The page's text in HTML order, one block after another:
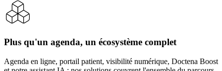
Plus qu'un agenda, un écosystème complet
Agenda en ligne, portail patient, visibilité numérique, Doctena Boost